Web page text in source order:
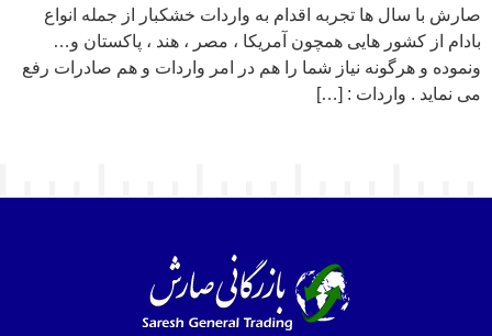
صارش با سال ها تجربه اقدام به واردات خشکبار از جمله انواع
بادام از کشور هایی همچون آمریکا ، مصر ، هند ، پاکستان و…
ونموده و هرگونه نیاز شما را هم در امر واردات و هم صادرات رفع
می نماید . واردات : […]